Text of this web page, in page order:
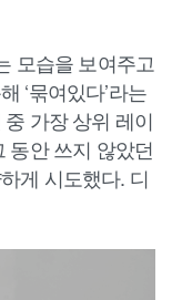
모습을 보여주고
‘묶여있다’라는
가장 상위 레이
동안 쓰지 않았던
게 시도했다. 디